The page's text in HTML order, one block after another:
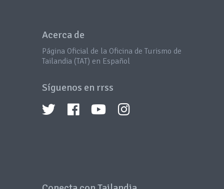
Acerca de
Página Oficial de la Oficina de Turismo de
Tailandia (TAT) en Español
Síguenos en rrss